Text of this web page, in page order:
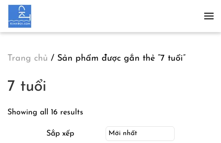
Skip to main content
Trang chủ / Sản phẩm được gắn thẻ “7 tuổi”
7 tuổi
Showing all 16 results
Sắp xếp